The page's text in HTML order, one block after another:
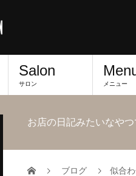
Salon
サロン メニュー
お店の日記みたいなや
ブログ 似合わ